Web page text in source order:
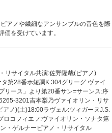
アノや繊細なアンサンブルの音色を際
を受けています。
リサイタル共演:佐野隆哉(ピアノ)
第28番ホ短調K.304グリーグ:ヴァイ
リース」より第20番サン=サーンス:序
3201吉本梨乃ヴァイオリン・リサ
ノ)(土)18:00ラヴェル:ツィガーヌJ.S.
コフィエフ:ヴァイオリン・ソナタ第
・ゲルナーピアノ・リサイタル